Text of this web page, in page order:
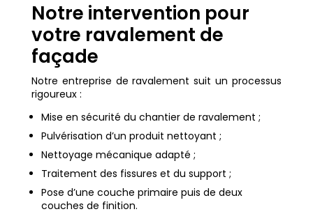
Notre intervention pour
votre ravalement de
façade
Notre entreprise de ravalement suit un processus
rigoureux :
Mise en sécurité du chantier de ravalement ;
Pulvérisation d’un produit nettoyant ;
Nettoyage mécanique adapté ;
Traitement des fissures et du support ;
Pose d’une couche primaire puis de deux
couches de finition.